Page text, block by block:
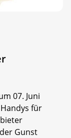
07. Juni
für
Gunst